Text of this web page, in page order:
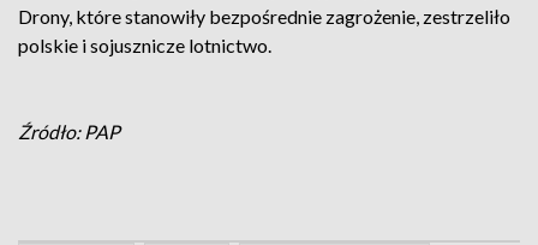
Drony, które stanowiły bezpośrednie zagrożenie, zestrzeliło
polskie i sojusznicze lotnictwo.
Źródło: PAP